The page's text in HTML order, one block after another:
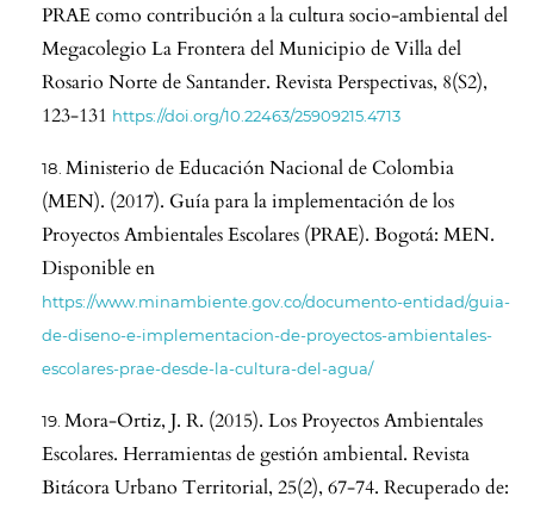
PRAE como contribución a la cultura socio-ambiental del
Megacolegio La Frontera del Municipio de Villa del
Rosario Norte de Santander. Revista Perspectivas, 8(S2),
123-131 https://doi.org/10.22463/25909215.4713
Ministerio de Educación Nacional de Colombia
(MEN). (2017). Guía para la implementación de los
Proyectos Ambientales Escolares (PRAE). Bogotá: MEN.
Disponible en
https://www.minambiente.gov.co/documento-entidad/guia-
de-diseno-e-implementacion-de-proyectos-ambientales-
escolares-prae-desde-la-cultura-del-agua/
Mora-Ortiz, J. R. (2015). Los Proyectos Ambientales
Escolares. Herramientas de gestión ambiental. Revista
Bitácora Urbano Territorial, 25(2), 67-74. Recuperado de: